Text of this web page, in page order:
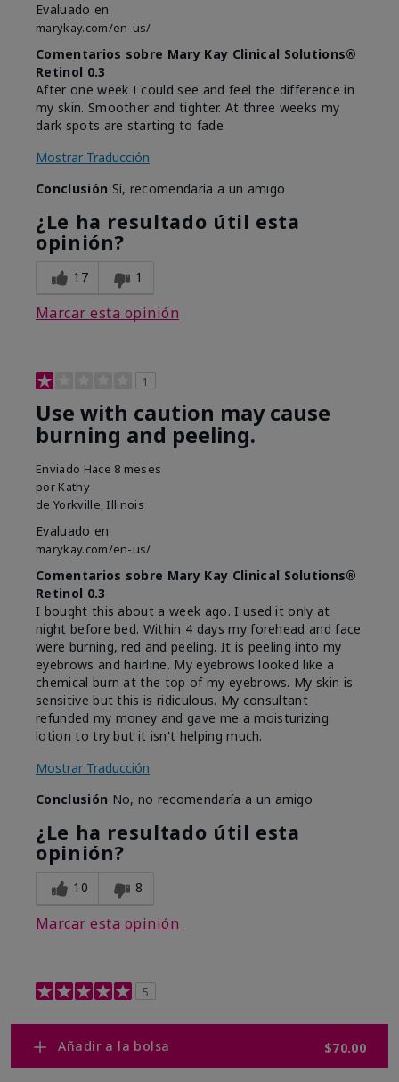
Añadir a la bolsa $70.00
Evaluado en
marykay.com/en-us/
Comentarios sobre Mary Kay Clinical Solutions®
Retinol 0.3
After one week I could see and feel the difference in
my skin. Smoother and tighter. At three weeks my
dark spots are starting to fade
Mostrar Traducción
Conclusión Sí, recomendaría a un amigo
¿Le ha resultado útil esta
opinión?
17 1
Marcar esta opinión
1
Use with caution may cause
burning and peeling.
Enviado Hace 8 meses
por Kathy
de Yorkville, Illinois
Evaluado en
marykay.com/en-us/
Comentarios sobre Mary Kay Clinical Solutions®
Retinol 0.3
I bought this about a week ago. I used it only at
night before bed. Within 4 days my forehead and face
were burning, red and peeling. It is peeling into my
eyebrows and hairline. My eyebrows looked like a
chemical burn at the top of my eyebrows. My skin is
sensitive but this is ridiculous. My consultant
refunded my money and gave me a moisturizing
lotion to try but it isn't helping much.
Mostrar Traducción
Conclusión No, no recomendaría a un amigo
¿Le ha resultado útil esta
opinión?
10 8
Marcar esta opinión
5
Retinol 0.3
Enviado